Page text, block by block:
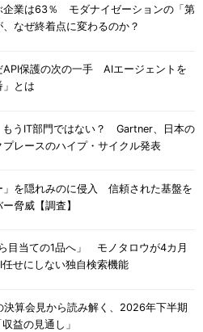
企業は63％ モダナイゼーションの「第
なぜ終着点に変わるのか？
API保護の次の一手 AIエージェントを
」とは
もうIT部門ではない？ Gartner、日本の
レースのハイプ・サイクル発表
」を隠れみのに侵入 信頼された基盤を
脅威【調査】
目当ての1品へ」 モノタロウが4カ月
せにしない独自検索機能
決算会見から読み解く、2026年下半期
益の見通し」